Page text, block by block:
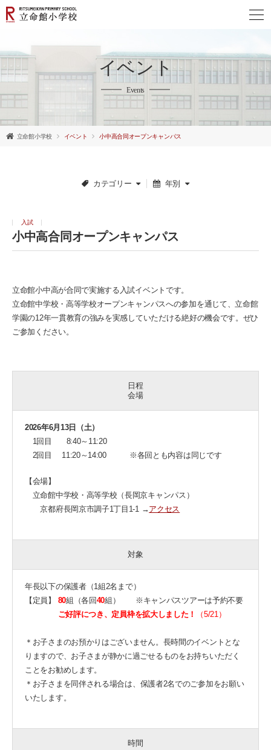
English
イベント
Events
立命館小学校 イベント 小中高合同オープンキャンパス
カテゴリー 年別
入試
小中高合同オープンキャンパス
立命館小中高が合同で実施する入試イベントです。
立命館中学校・高等学校オープンキャンパスへの参加を通じて、立命館
学園の12年一貫教育の強みを実感していただける絶好の機会です。ぜひ
ご参加ください。
日程
会場
2026年6月13日（土）
1回目 8:40～11:20
2回目 11:20～14:00 ※各回とも内容は同じです
【会場】
立命館中学校・高等学校（長岡京キャンパス）
京都府長岡京市調子1丁目1-1 →アクセス
対象
年長以下の保護者（1組2名まで）
【定員】 80組（各回40組） ※キャンパスツアーは予約不要
ご好評につき、 定員枠を拡大しました！ （5/21）
＊お子さまのお預かりはございません。 長時間のイベントとな
りますので、お子さまが静かに過ごせるものをお持ちいただく
ことをお勧めします。
＊ お子さまを同伴される場合は、保護者2名でのご参加をお願い
いたします。
時間